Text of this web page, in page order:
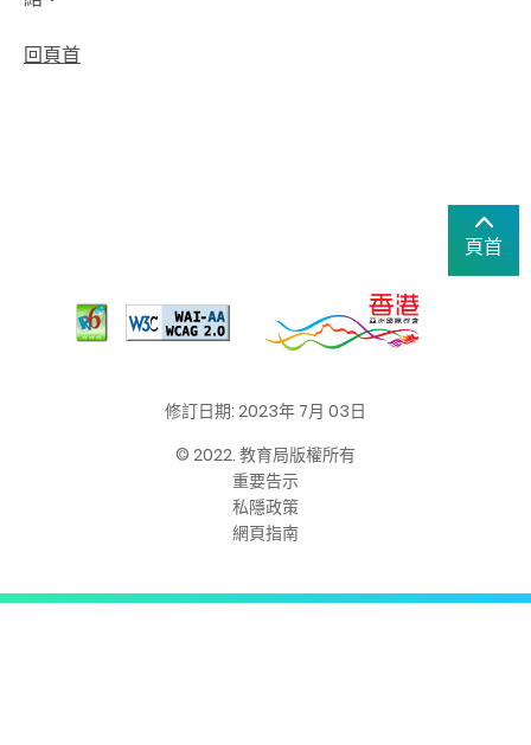
回頁首
頁首
修訂日期: 2023年 7月 03日
© 2022. 教育局版權所有
重要告示
私隱政策
網頁指南